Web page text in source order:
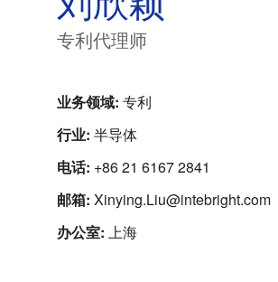
专利代理师
业务领域: 专利
行业: 半导体
电话: +86 21 6167 2841
邮箱: Xinying.Liu@intebright.com
办公室: 上海